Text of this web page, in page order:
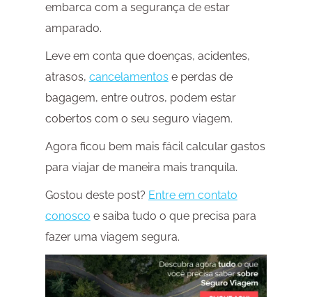
embarca com a segurança de estar
amparado.
Leve em conta que doenças, acidentes,
atrasos, cancelamentos e perdas de
bagagem, entre outros, podem estar
cobertos com o seu seguro viagem.
Agora ficou bem mais fácil calcular gastos
para viajar de maneira mais tranquila.
Gostou deste post? Entre em contato
conosco e saiba tudo o que precisa para
fazer uma viagem segura.